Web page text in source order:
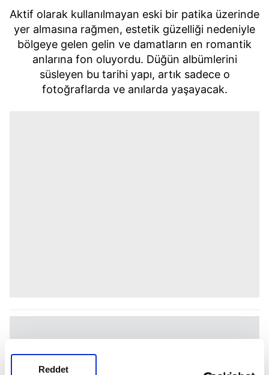
Reddet
Aktif olarak kullanılmayan eski bir patika üzerinde
yer almasına rağmen, estetik güzelliği nedeniyle
bölgeye gelen gelin ve damatların en romantik
anlarına fon oluyordu. Düğün albümlerini
süsleyen bu tarihi yapı, artık sadece o
fotoğraflarda ve anılarda yaşayacak.